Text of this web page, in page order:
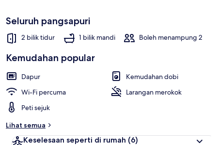
Apartment (2 Bedrooms) | Ruang
Seluruh pangsapuri
2 bilik tidur 1 bilik mandi Boleh menampung 2
Kemudahan popular
Dapur
Kemudahan dobi
Wi-Fi percuma
Larangan merokok
Peti sejuk
Lihat semua
Keselesaan seperti di rumah (6)